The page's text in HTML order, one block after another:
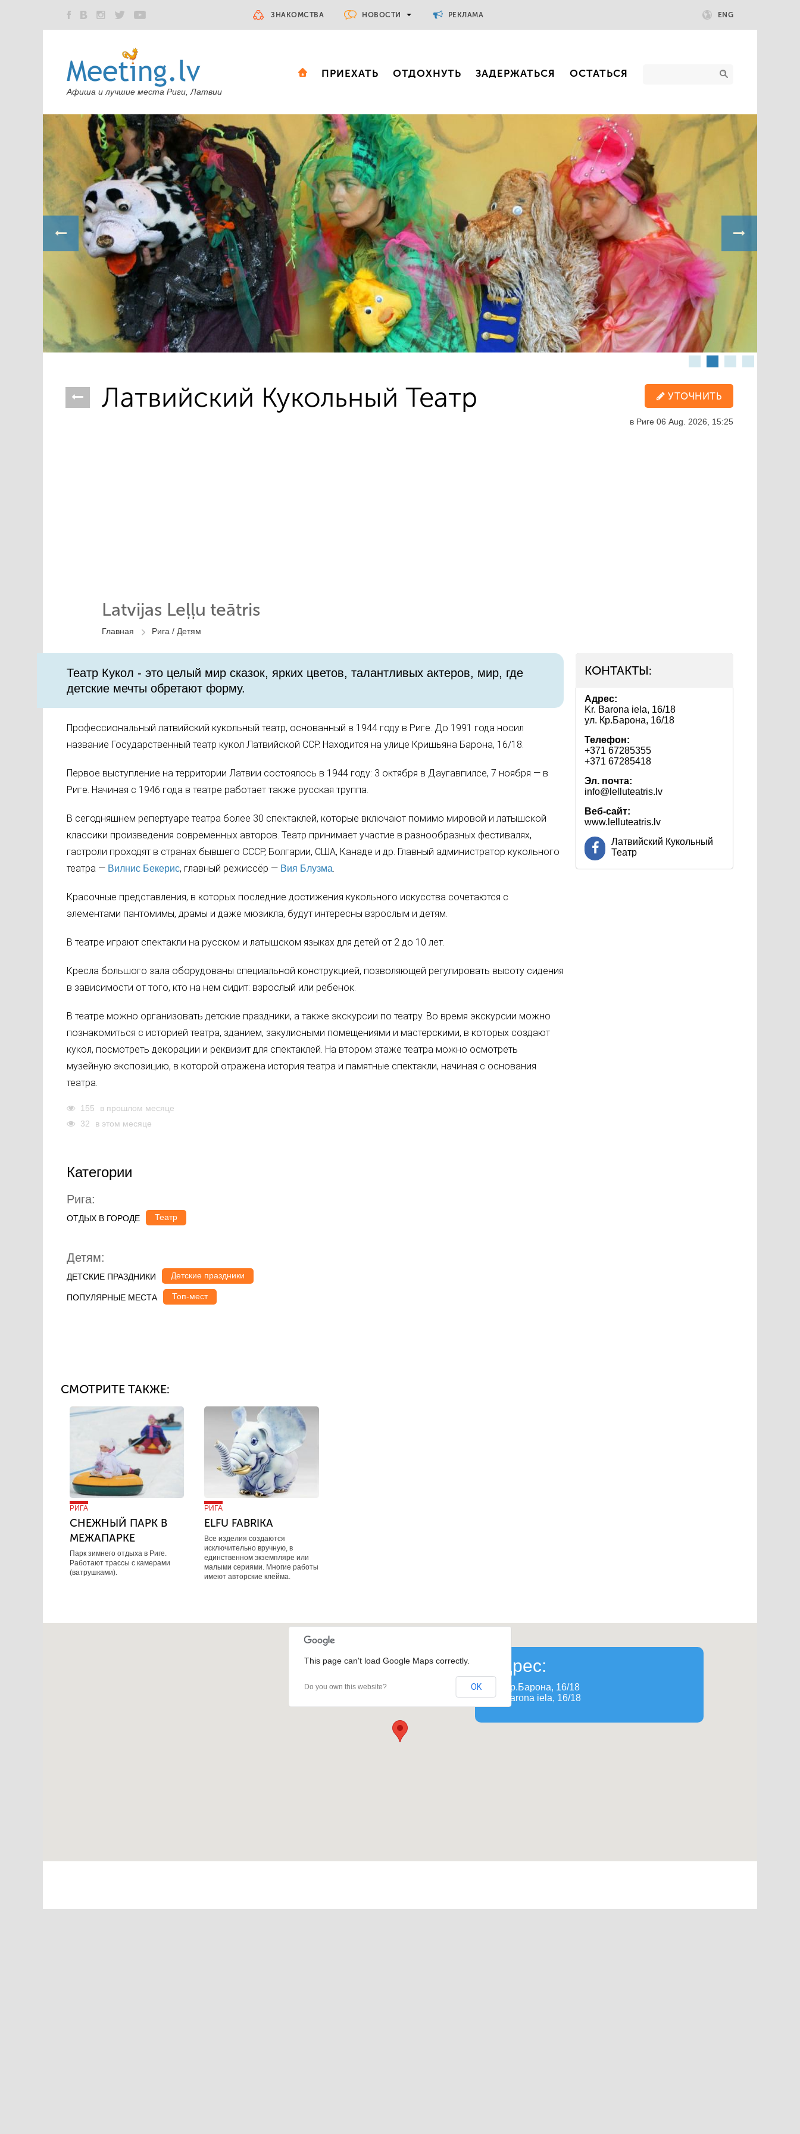
ЗНАКОМСТВА НОВОСТИ РЕКЛАМА ENG
Афиша и лучшие места Риги, Латвии
ПРИЕХАТЬ ОТДОХНУТЬ ЗАДЕРЖАТЬСЯ ОСТАТЬСЯ
Латвийский Кукольный Театр
Latvijas Leļļu teātris
Главная Рига / Детям
УТОЧНИТЬ
в Риге 06 Aug. 2026, 15:25
Театр Кукол - это целый мир сказок, ярких цветов, талантливых актеров, мир, где
детские мечты обретают форму.
Профессиональный латвийский кукольный театр, основанный в 1944 году в Риге. До 1991 года носил
название Государственный театр кукол Латвийской ССР. Находится на улице Кришьяна Барона, 16/18.
Первое выступление на территории Латвии состоялось в 1944 году: 3 октября в Даугавпилсе, 7 ноября — в
Риге. Начиная с 1946 года в театре работает также русская труппа.
В сегодняшнем репертуаре театра более 30 спектаклей, которые включают помимо мировой и латышской
классики произведения современных авторов. Театр принимает участие в разнообразных фестивалях,
гастроли проходят в странах бывшего СССР, Болгарии, США, Канаде и др. Главный администратор кукольного
театра — Вилнис Бекерис, главный режиссёр — Вия Блузма.
Красочные представления, в которых последние достижения кукольного искусства сочетаются с
элементами пантомимы, драмы и даже мюзикла, будут интересны взрослым и детям.
В театре играют спектакли на русском и латышском языках для детей от 2 до 10 лет.
Кресла большого зала оборудованы специальной конструкцией, позволяющей регулировать высоту сидения
в зависимости от того, кто на нем сидит: взрослый или ребенок.
В театре можно организовать детские праздники, а также экскурсии по театру. Во время экскурсии можно
познакомиться с историей театра, зданием, закулисными помещениями и мастерскими, в которых создают
кукол, посмотреть декорации и реквизит для спектаклей. На втором этаже театра можно осмотреть
музейную экспозицию, в которой отражена история театра и памятные спектакли, начиная с основания
театра.
155
в прошлом месяце
32
в этом месяце
Категории
Рига:
ОТДЫХ В ГОРОДЕ Театр
Детям:
ДЕТСКИЕ ПРАЗДНИКИ Детские праздники
ПОПУЛЯРНЫЕ МЕСТА Топ-мест
КОНТАКТЫ:
Адрес:
Kr. Barona iela, 16/18
ул. Кр.Барона, 16/18
Телефон:
+371 67285355
+371 67285418
Эл. почта:
info@lelluteatris.lv
Веб-сайт:
www.lelluteatris.lv
Латвийский Кукольный
Театр
СМОТРИТЕ ТАКЖЕ:
РИГА
СНЕЖНЫЙ ПАРК В
МЕЖАПАРКЕ
Парк зимнего отдыха в Риге.
Работают трассы с камерами
(ватрушками).
РИГА
ELFU FABRIKA
Все изделия создаются
исключительно вручную, в
единственном экземпляре или
малыми сериями. Многие работы
имеют авторские клейма.
This page can't load Google Maps correctly.
Do you own this website? OK
Адрес:
ул. Кр.Барона, 16/18
Kr. Barona iela, 16/18